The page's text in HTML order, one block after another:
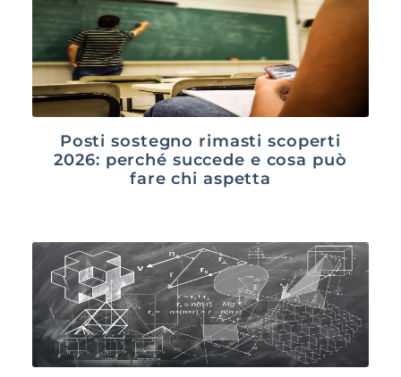
Posti sostegno rimasti scoperti
2026: perché succede e cosa può
fare chi aspetta